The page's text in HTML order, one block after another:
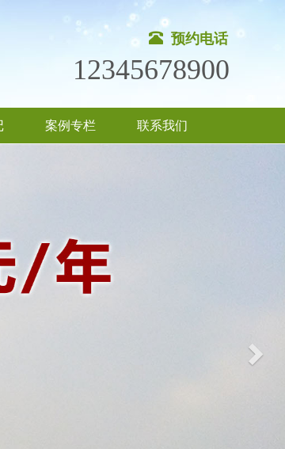
预约电话
12345678900
案例专栏 联系我们